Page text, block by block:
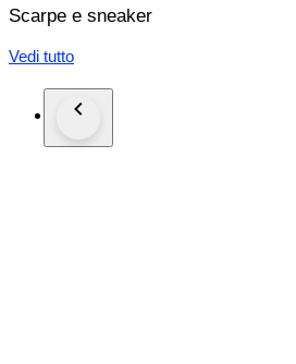
Scarpe e sneaker
Vedi tutto